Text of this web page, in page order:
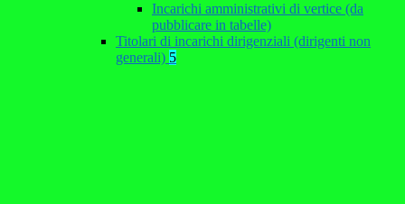
Incarichi amministrativi di vertice (da
pubblicare in tabelle)
Titolari di incarichi dirigenziali (dirigenti non
generali) 5